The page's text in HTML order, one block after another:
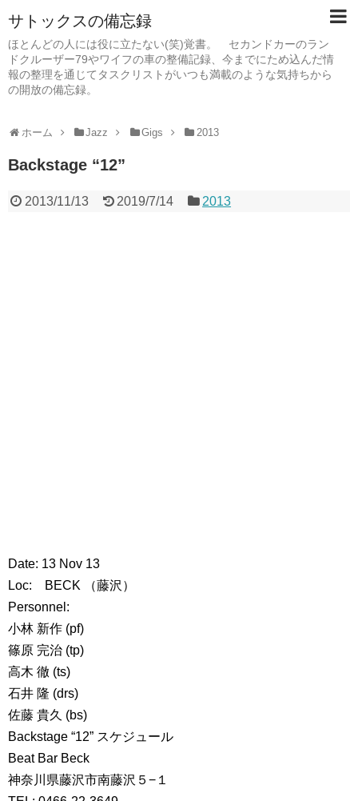
サトックスの備忘録
ほとんどの人には役に立たない(笑)覚書。 セカンドカーのラン
ドクルーザー79やワイフの車の整備記録、今までにため込んだ情
報の整理を通じてタスクリストがいつも満載のような気持ちから
の開放の備忘録。
ホーム Jazz Gigs 2013
Backstage “12”
2013/11/13 2019/7/14 2013
Date: 13 Nov 13
Loc: BECK （藤沢）
Personnel:
小林 新作 (pf)
篠原 完治 (tp)
高木 徹 (ts)
石井 隆 (drs)
佐藤 貴久 (bs)
Backstage “12” スケジュール
Beat Bar Beck
神奈川県藤沢市南藤沢５−１